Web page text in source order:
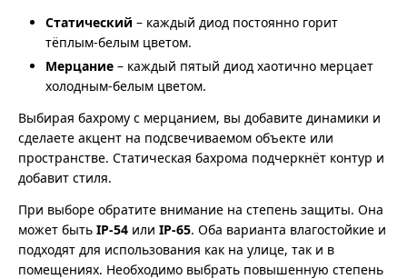
Статический – каждый диод постоянно горит
тёплым-белым цветом.
Мерцание – каждый пятый диод хаотично мерцает
холодным-белым цветом.
Выбирая бахрому с мерцанием, вы добавите динамики и
сделаете акцент на подсвечиваемом объекте или
пространстве. Статическая бахрома подчеркнёт контур и
добавит стиля.
При выборе обратите внимание на степень защиты. Она
может быть IP-54 или IP-65. Оба варианта влагостойкие и
подходят для использования как на улице, так и в
помещениях. Необходимо выбрать повышенную степень